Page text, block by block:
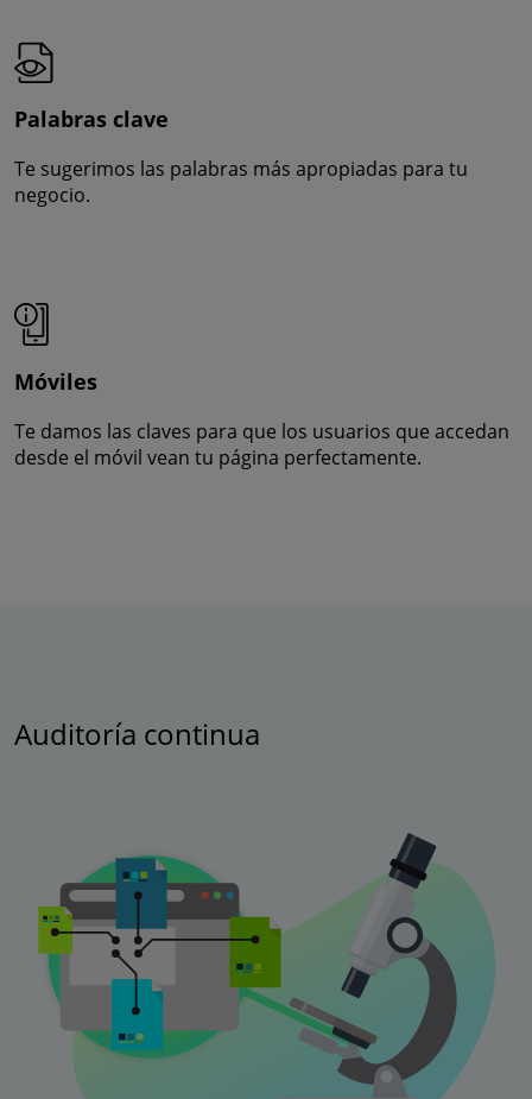
Palabras clave
Te sugerimos las palabras más apropiadas para tu
negocio.
Móviles
Te damos las claves para que los usuarios que accedan
desde el móvil vean tu página perfectamente.
Auditoría continua